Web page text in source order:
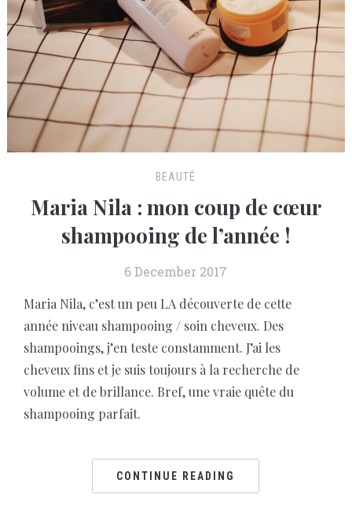
BEAUTÉ
Maria Nila : mon coup de cœur
shampooing de l’année !
6 December 2017
Maria Nila, c’est un peu LA découverte de cette
année niveau shampooing / soin cheveux. Des
shampooings, j’en teste constamment. J’ai les
cheveux fins et je suis toujours à la recherche de
volume et de brillance. Bref, une vraie quête du
shampooing parfait.
CONTINUE READING